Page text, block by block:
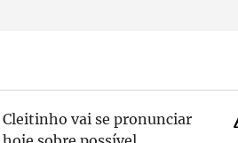
Cleitinho vai se pronunciar